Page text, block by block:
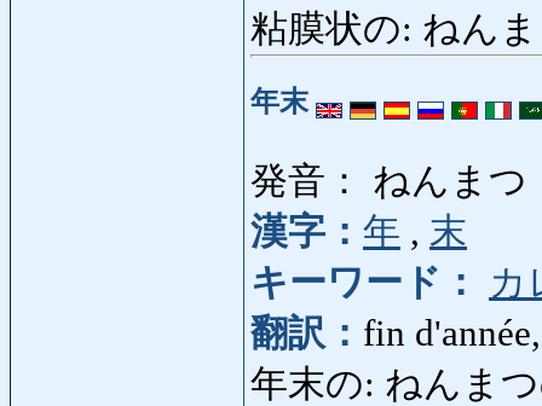
粘膜状の: ねん
年末
発音： ねんまつ
漢字： 年 , 末
キーワード：
カ
翻訳： fin
年末の: ねんまつ